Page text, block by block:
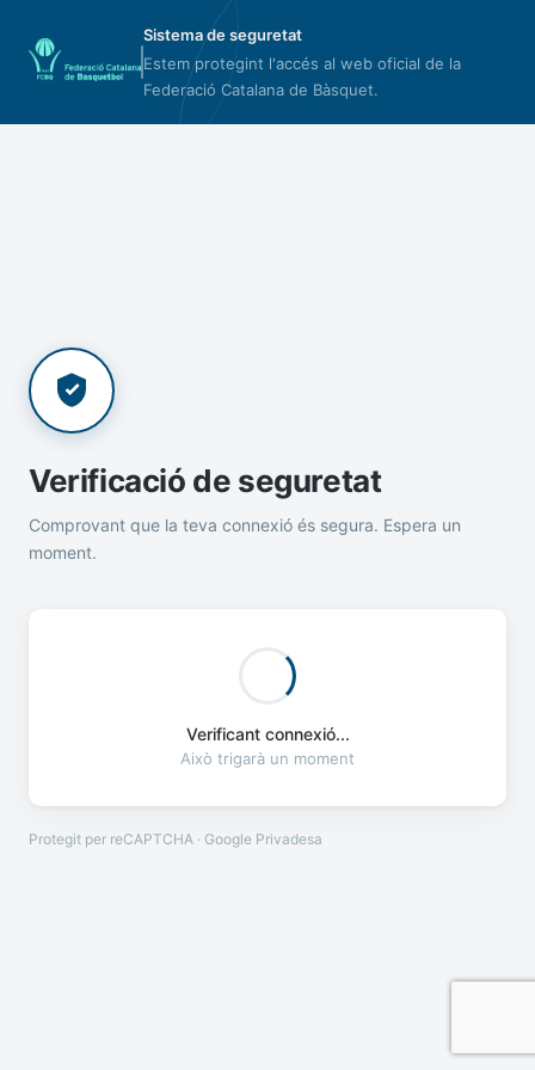
Sistema de seguretat
Estem protegint l'accés al web oficial de la
Federació Catalana de Bàsquet.
Verificació de seguretat
Comprovant que la teva connexió és segura. Espera un
moment.
Verificant connexió...
Això trigarà un moment
Protegit per reCAPTCHA · Google Privadesa